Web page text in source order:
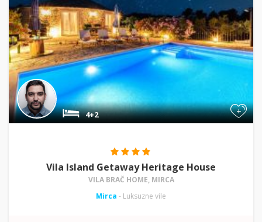
+
4+2
Vila Island Getaway Heritage House
VILA BRAČ HOME, MIRCA
Mirca - Luksuzne vile